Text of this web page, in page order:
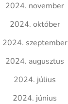
2024. november
2024. október
2024. szeptember
2024. augusztus
2024. július
2024. június